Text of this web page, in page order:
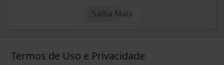
Saiba Mais
Termos de Uso e Privacidade